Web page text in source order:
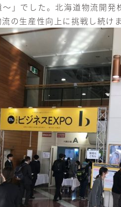
」でした。北海道物流開発
の生産性向上に挑戦し続けま